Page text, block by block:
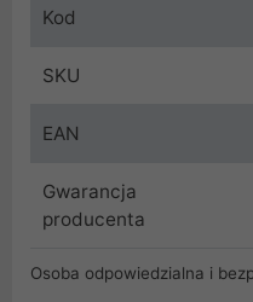
Kod
SKU
EAN
Gwarancja
producenta
Osoba odpowiedzialna i